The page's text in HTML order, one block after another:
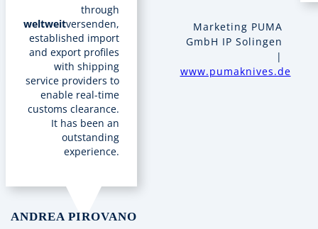
through
weltweitversenden,
established import
and export profiles
with shipping
service providers to
enable real-time
customs clearance.
It has been an
outstanding
experience.
ANDREA PIROVANO
Marketing PUMA
GmbH IP Solingen
|
www.pumaknives.de